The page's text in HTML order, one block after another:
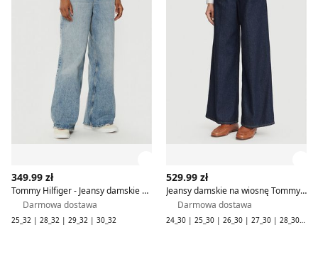
349.99 zł
Tommy Hilfiger - Jeansy damskie w miejskim stylu
Darmowa dostawa
25_32 | 28_32 | 29_32 | 30_32
529.99 zł
Jeansy damskie na wiosnę Tommy Hilfiger
Darmowa dostawa
24_30 | 25_30 | 26_30 | 27_30 | 28_30 | 29_30 | 30_30 | 31_30 | 32_30 | 33_30 | 34_30